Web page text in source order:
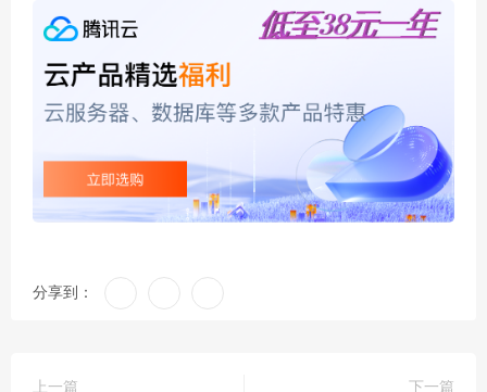
分享到：
上一篇
下一篇